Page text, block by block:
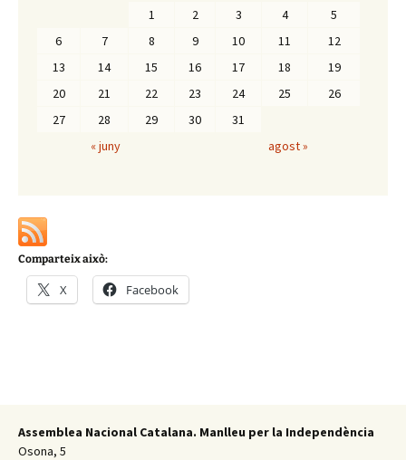
« juny agost »
1 2 3 4
5
6
7 8 9 10 11
12
13
14 15 16 17 18
19
20
21 22 23 24 25
26
27
28 29 30 31
Comparteix això:
X Facebook
Assemblea Nacional Catalana. Manlleu per la Independència
Osona, 5